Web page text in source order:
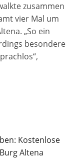
zusammen
vier Mal um
„So ein
besondere
Kostenlose
Altena